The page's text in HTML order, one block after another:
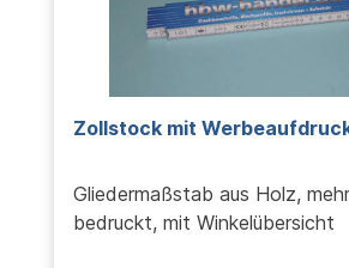
Zollstock mit
Gliedermaßstab aus Holz,
bedruckt, mit Winkelübersicht